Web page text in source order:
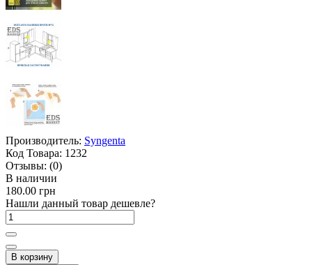
Производитель: Syngenta
Код Товара: 1232
Отзывы: (0)
В наличии
180.00 грн
Нашли данный товар дешевле?
В корзину